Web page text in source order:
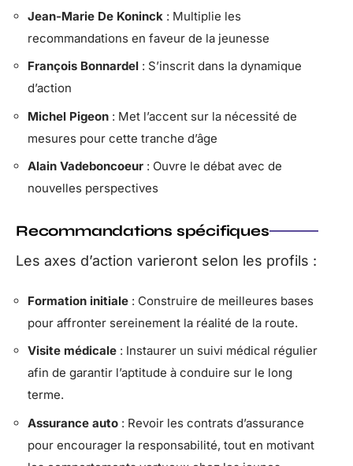
Jean-Marie De Koninck : Multiplie les
recommandations en faveur de la jeunesse
François Bonnardel : S’inscrit dans la dynamique
d’action
Michel Pigeon : Met l’accent sur la nécessité de
mesures pour cette tranche d’âge
Alain Vadeboncoeur : Ouvre le débat avec de
nouvelles perspectives
Recommandations spécifiques
Les axes d’action varieront selon les profils :
Formation initiale : Construire de meilleures bases
pour affronter sereinement la réalité de la route.
Visite médicale : Instaurer un suivi médical régulier
afin de garantir l’aptitude à conduire sur le long
terme.
Assurance auto : Revoir les contrats d’assurance
pour encourager la responsabilité, tout en motivant